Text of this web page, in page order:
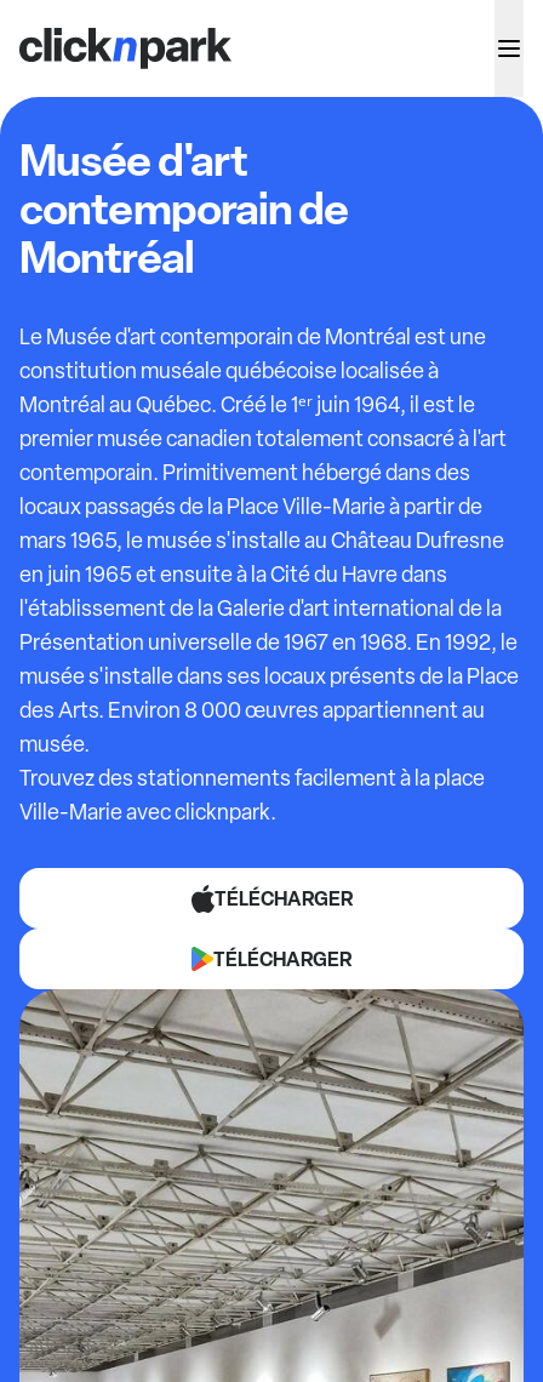
Musée d'art
contemporain de
Montréal
Le Musée d'art contemporain de Montréal est une
constitution muséale québécoise localisée à
Montréal au Québec. Créé le 1ᵉʳ juin 1964, il est le
premier musée canadien totalement consacré à l'art
contemporain. Primitivement hébergé dans des
locaux passagés de la Place Ville-Marie à partir de
mars 1965, le musée s'installe au Château Dufresne
en juin 1965 et ensuite à la Cité du Havre dans
l'établissement de la Galerie d'art international de la
Présentation universelle de 1967 en 1968. En 1992, le
musée s'installe dans ses locaux présents de la Place
des Arts. Environ 8 000 œuvres appartiennent au
musée.
Trouvez des stationnements facilement à la place
Ville-Marie avec clicknpark.
TÉLÉCHARGER
TÉLÉCHARGER